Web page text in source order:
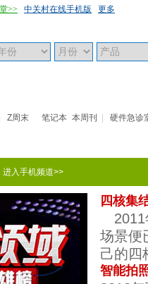
>> 中关村在线手机版 更多
Z周末 笔记本 本周刊 硬件急诊
进入手机频道>>
四核集
2011
场景便
己的四
智能拍